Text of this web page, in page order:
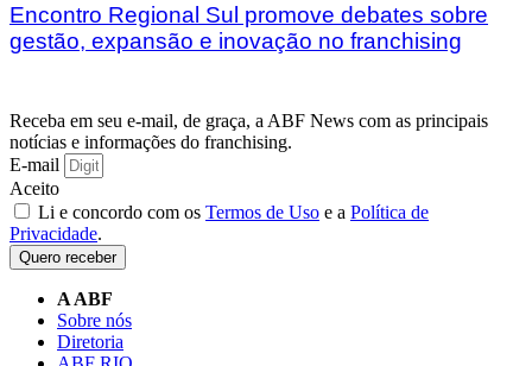
Encontro Regional Sul promove debates sobre
gestão, expansão e inovação no franchising
Receba em seu e-mail, de graça, a ABF News com as principais
notícias e informações do franchising.
E-mail
Aceito
Li e concordo com os Termos de Uso e a Política de
Privacidade.
Quero receber
A ABF
Sobre nós
Diretoria